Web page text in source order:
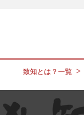
致知とは？一覧